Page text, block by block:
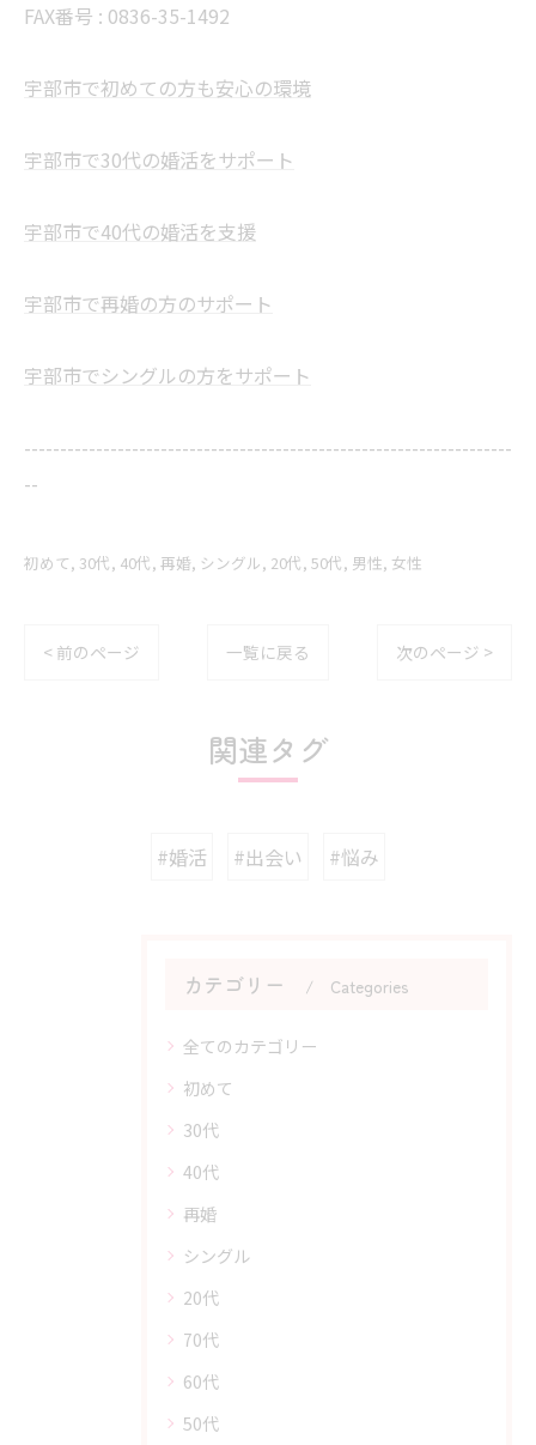
FAX番号 : 0836-35-1492
宇部市で初めての方も安心の環境
宇部市で30代の婚活をサポート
宇部市で40代の婚活を支援
宇部市で再婚の方のサポート
宇部市でシングルの方をサポート
--------------------------------------------------------------------
--
初めて 30代 40代 再婚 シングル 20代 50代 男性 女性
< 前のページ 一覧に戻る 次のページ >
関連タグ
#婚活 #出会い #悩み
カテゴリー Categories
全てのカテゴリー
初めて
30代
40代
再婚
シングル
20代
70代
60代
50代